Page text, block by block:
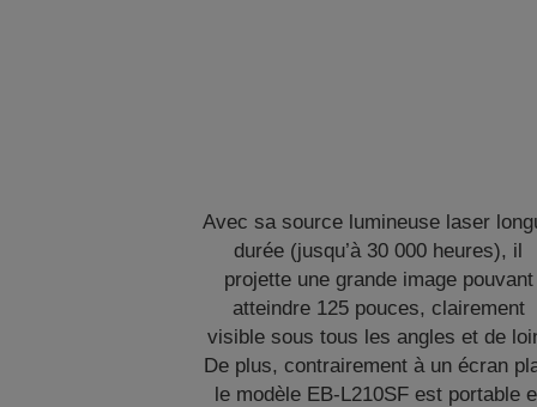
Avec sa source lumineuse laser
durée (jusqu’à 30 000 heures), il
projette une grande image pouvant
atteindre 125 pouces, clairement
visible sous tous les angles et de
De plus, contrairement à un écran
le modèle EB-L210SF est portable